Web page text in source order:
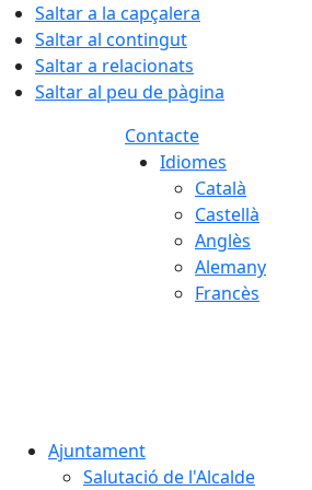
Saltar a la capçalera
Saltar al contingut
Saltar a relacionats
Saltar al peu de pàgina
Contacte
Idiomes
Català
Castellà
Anglès
Alemany
Francès
Ajuntament
Salutació de l'Alcalde